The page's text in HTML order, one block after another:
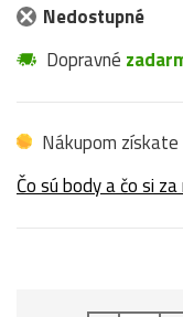
Nedostupné
Dopravné
Nákupom získate
Čo sú body a čo si